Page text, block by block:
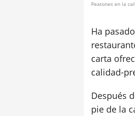
Peatones en la
Ha
carta
calidad-
Después
pie de la